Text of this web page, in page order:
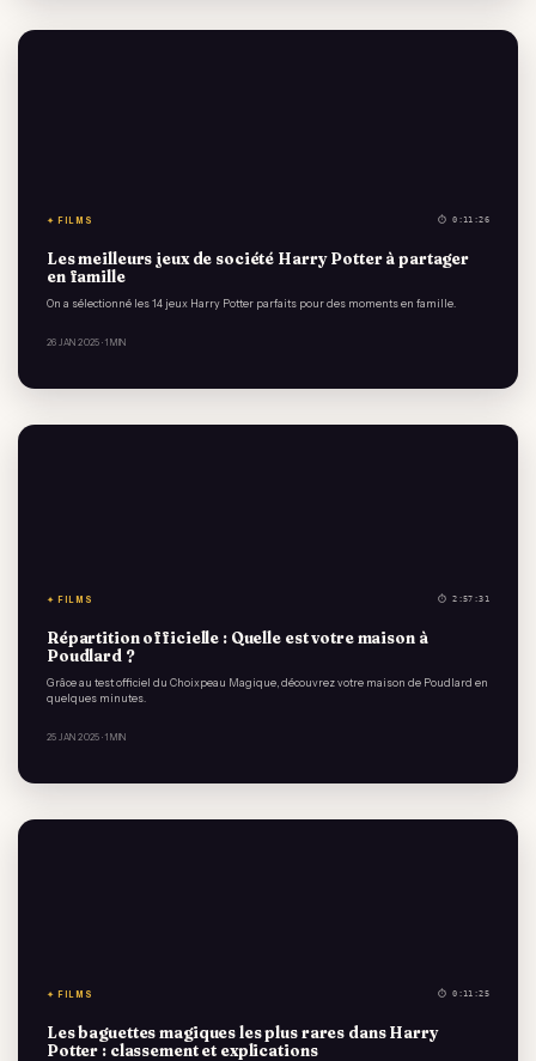
✦ FILMS ⏱ 0:11:26
Les meilleurs jeux de société Harry Potter à partager
en famille
On a sélectionné les 14 jeux Harry Potter parfaits pour des moments en famille.
26 JAN 2025 · 1 MIN
✦ FILMS ⏱ 2:57:31
Répartition officielle : Quelle est votre maison à
Poudlard ?
Grâce au test officiel du Choixpeau Magique, découvrez votre maison de Poudlard en
quelques minutes.
25 JAN 2025 · 1 MIN
✦ FILMS ⏱ 0:11:25
Les baguettes magiques les plus rares dans Harry
Potter : classement et explications